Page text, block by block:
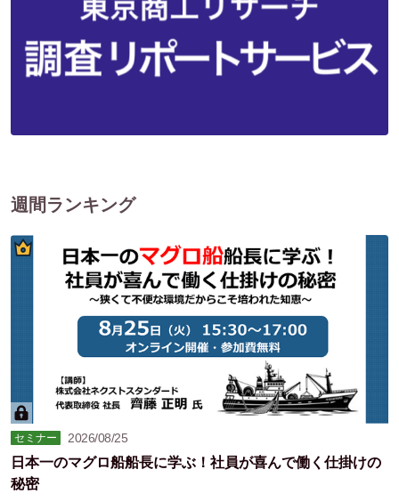
週間ランキング
セミナー 2026/08/25
日本一のマグロ船船長に学ぶ！社員が喜んで働く仕掛けの
秘密